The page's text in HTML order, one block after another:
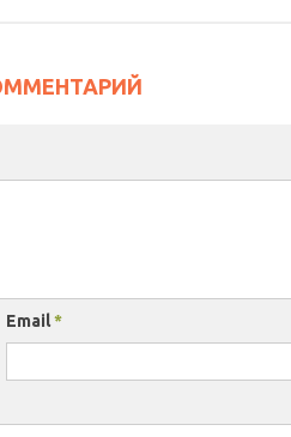
Email*